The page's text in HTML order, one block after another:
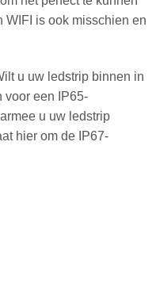
WIFI is ook misschien en
u uw ledstrip binnen in
voor een IP65-
u uw ledstrip
hier om de IP67-